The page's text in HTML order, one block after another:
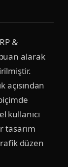
&
alarak
açısından
kullanıcı
tasarım
düzen